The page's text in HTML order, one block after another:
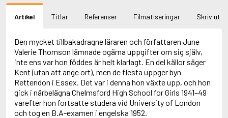
Aboulela, Leila
Abrahams, Peter (f. 1947)
Abrahamson, Emmy
Abse, Dannie
Abu-Jaber, Diana
Abulhawa, Susan
Aburas, Lone
Achebe, Chinua
Achmatova, Anna
Artikel Titlar Referenser Filmatiseringar Skriv ut
Den mycket tillbakadragne läraren och författaren June
Valerie Thomson lämnade ogärna uppgifter om sig själv,
inte ens var hon föddes är helt klarlagt. En del källor säger
Kent (utan att ange ort), men de flesta uppger byn
Rettendon i Essex. Det var i denna hon växte upp, och hon
gick i närbelägna Chelmsford High School for Girls 1941–49
varefter hon fortsatte studera vid University of London
och tog en B.A-examen i engelska 1952.